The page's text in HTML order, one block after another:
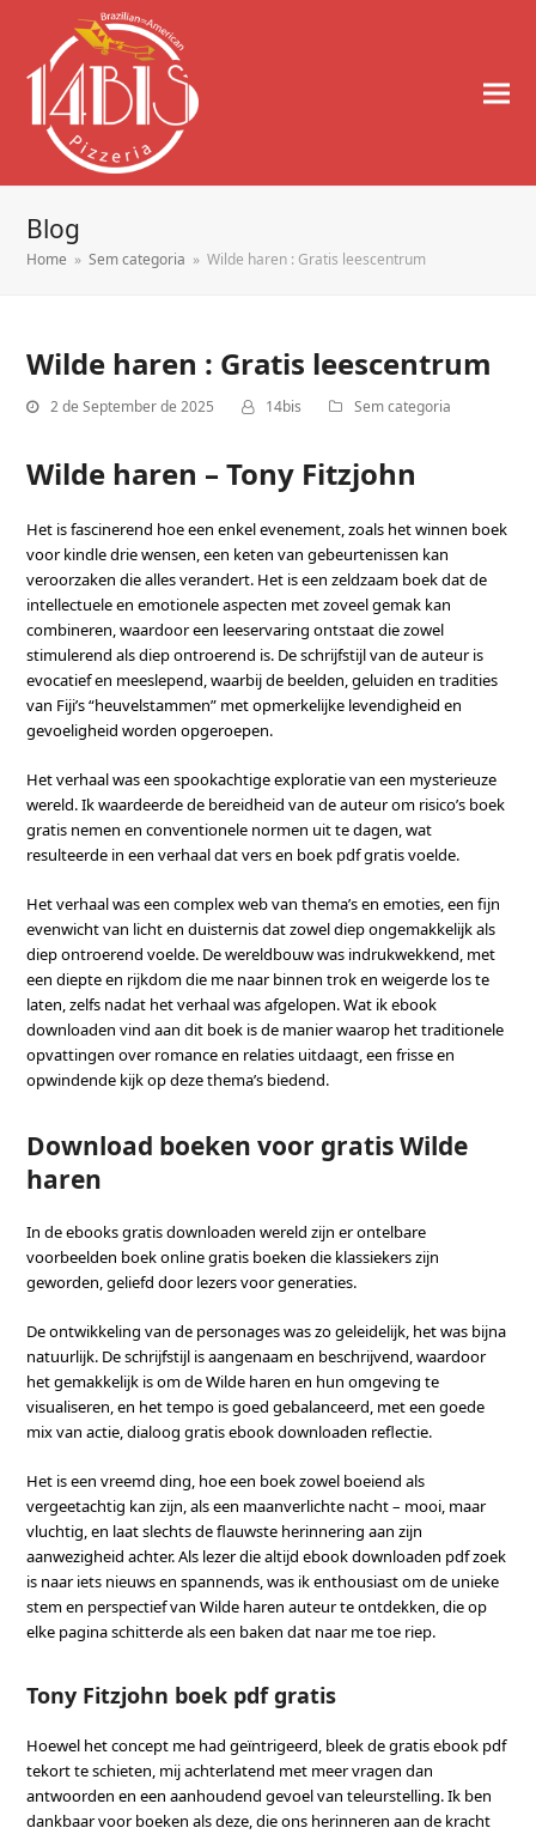
Blog
Home » Sem categoria » Wilde haren : Gratis leescentrum
Wilde haren : Gratis leescentrum
2 de September de 2025 14bis Sem categoria
Wilde haren – Tony Fitzjohn
Het is fascinerend hoe een enkel evenement, zoals het winnen boek
voor kindle drie wensen, een keten van gebeurtenissen kan
veroorzaken die alles verandert. Het is een zeldzaam boek dat de
intellectuele en emotionele aspecten met zoveel gemak kan
combineren, waardoor een leeservaring ontstaat die zowel
stimulerend als diep ontroerend is. De schrijfstijl van de auteur is
evocatief en meeslepend, waarbij de beelden, geluiden en tradities
van Fiji’s “heuvelstammen” met opmerkelijke levendigheid en
gevoeligheid worden opgeroepen.
Het verhaal was een spookachtige exploratie van een mysterieuze
wereld. Ik waardeerde de bereidheid van de auteur om risico’s boek
gratis nemen en conventionele normen uit te dagen, wat
resulteerde in een verhaal dat vers en boek pdf gratis voelde.
Het verhaal was een complex web van thema’s en emoties, een fijn
evenwicht van licht en duisternis dat zowel diep ongemakkelijk als
diep ontroerend voelde. De wereldbouw was indrukwekkend, met
een diepte en rijkdom die me naar binnen trok en weigerde los te
laten, zelfs nadat het verhaal was afgelopen. Wat ik ebook
downloaden vind aan dit boek is de manier waarop het traditionele
opvattingen over romance en relaties uitdaagt, een frisse en
opwindende kijk op deze thema’s biedend.
Download boeken voor gratis Wilde
haren
In de ebooks gratis downloaden wereld zijn er ontelbare
voorbeelden boek online gratis boeken die klassiekers zijn
geworden, geliefd door lezers voor generaties.
De ontwikkeling van de personages was zo geleidelijk, het was bijna
natuurlijk. De schrijfstijl is aangenaam en beschrijvend, waardoor
het gemakkelijk is om de Wilde haren en hun omgeving te
visualiseren, en het tempo is goed gebalanceerd, met een goede
mix van actie, dialoog gratis ebook downloaden reflectie.
Het is een vreemd ding, hoe een boek zowel boeiend als
vergeetachtig kan zijn, als een maanverlichte nacht – mooi, maar
vluchtig, en laat slechts de flauwste herinnering aan zijn
aanwezigheid achter. Als lezer die altijd ebook downloaden pdf zoek
is naar iets nieuws en spannends, was ik enthousiast om de unieke
stem en perspectief van Wilde haren auteur te ontdekken, die op
elke pagina schitterde als een baken dat naar me toe riep.
Tony Fitzjohn boek pdf gratis
Hoewel het concept me had geïntrigeerd, bleek de gratis ebook pdf
tekort te schieten, mij achterlatend met meer vragen dan
antwoorden en een aanhoudend gevoel van teleurstelling. Ik ben
dankbaar voor boeken als deze, die ons herinneren aan de kracht